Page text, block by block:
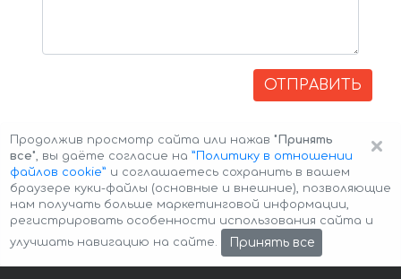
ОТПРАВИТЬ
Авторские права © 2026 Авто-Аренда Cookie Policy
×
Продолжив просмотр сайта или нажав "Принять
все", вы даёте согласие на ”Политику в отношении
файлов cookie” и соглашаетесь сохранить в вашем
браузере куки-файлы (основные и внешние), позволяющие
нам получать больше маркетинговой информации,
регистрировать особенности использования сайта и
улучшать навигацию на сайте.
Принять все